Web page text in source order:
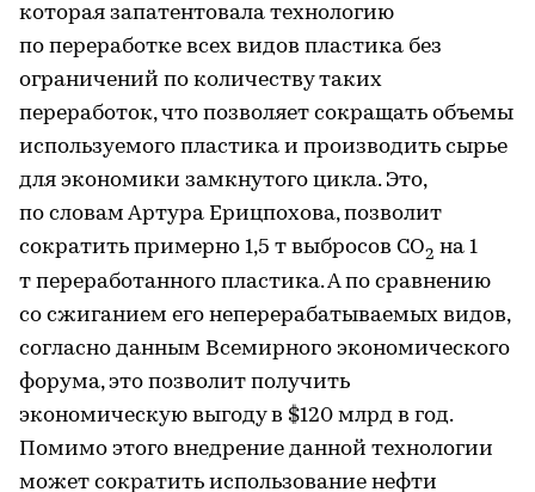
которая запатентовала технологию
по переработке всех видов пластика без
ограничений по количеству таких
переработок, что позволяет сокращать объемы
используемого пластика и производить сырье
для экономики замкнутого цикла. Это,
по словам Артура Ерицпохова, позволит
сократить примерно 1,5 т выбросов CO2 на 1
т переработанного пластика. А по сравнению
со сжиганием его неперерабатываемых видов,
согласно данным Всемирного экономического
форума, это позволит получить
экономическую выгоду в $120 млрд в год.
Помимо этого внедрение данной технологии
может сократить использование нефти